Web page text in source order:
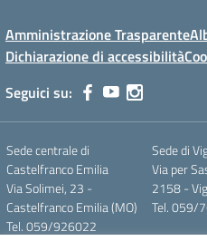
Amministrazione Trasparente
Dichiarazione di accessibilità
Seguici su:
Sede centrale di
Castelfranco Emilia
Via Solimei, 23 -
Castelfranco Emilia (MO)
Tel. 059/926022
Sede di
Via per
2158 -
Tel. 059/